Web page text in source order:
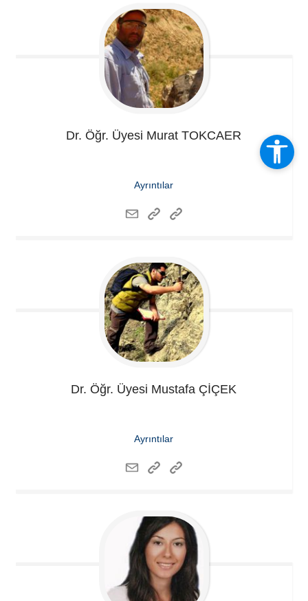
Dr. Öğr. Üyesi Murat TOKCAER
Ayrıntılar
Dr. Öğr. Üyesi Mustafa ÇİÇEK
Ayrıntılar